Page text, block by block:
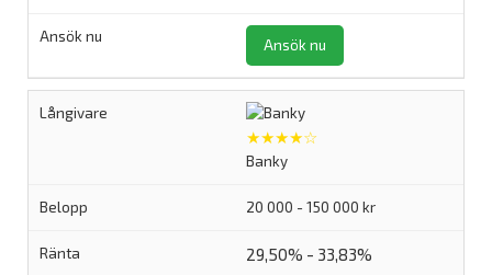
Ansök nu
★★★★☆
Banky
20 000 - 150 000 kr
29,50% - 33,83%